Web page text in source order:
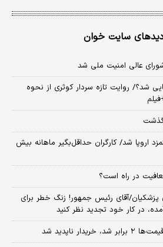
سایت خوان
عالی امنیت ملی شد
شد؟/ روایت تازه سردار کوثری از نحوه
اروپا شد/ کارگران حداقل‌بگیر ماهانه بیش
در راه است؟
پزشکیان/آقای رئیس جمهور! زنگ خطر برای
در کار خود تجدید نظر کنید
ناپدید شد